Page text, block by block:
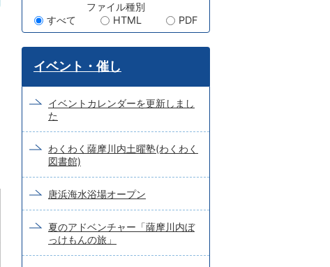
ー
ワ
ー
ド
索
ファイル種別
すべて
HTML PDF
イベント・催し
イベントカレンダーを更新しまし
た
わくわく薩摩川内土曜塾(わくわく
図書館)
唐浜海水浴場オープン
夏のアドベンチャー「薩摩川内ぼ
っけもんの旅」